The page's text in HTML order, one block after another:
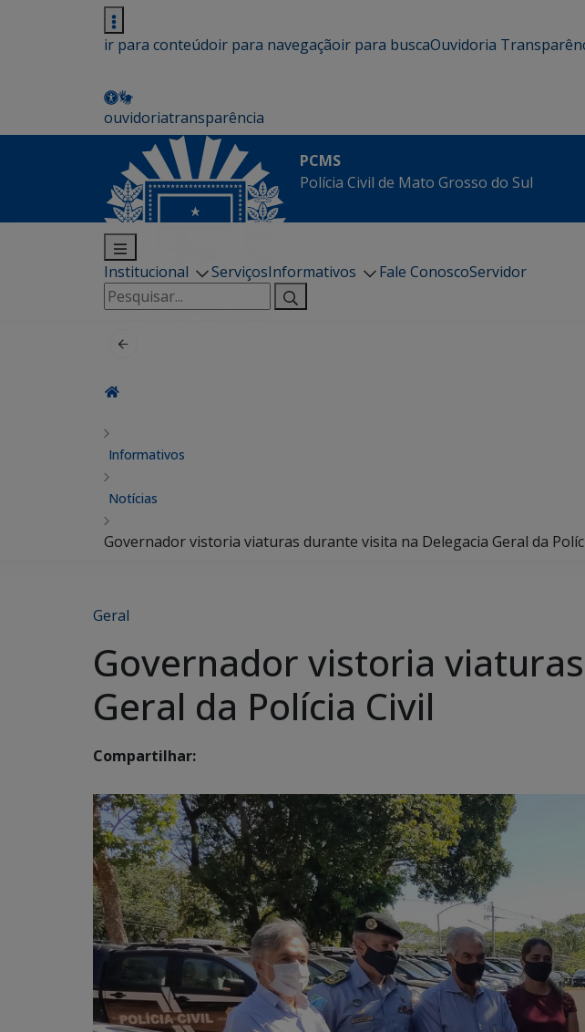
ir para conteúdoir para navegaçãoir para buscaOuvidoria
ouvidoriatransparência
PCMS
Polícia Civil de Mato Grosso do Sul
Institucional ServiçosInformativos Fale ConoscoServidor
Pesquisar
por:
Informativos
Notícias
Governador vistoria viaturas durante visita na Delegacia Geral da
Geral
Governador vistoria
Geral da Polícia Civil
Compartilhar: